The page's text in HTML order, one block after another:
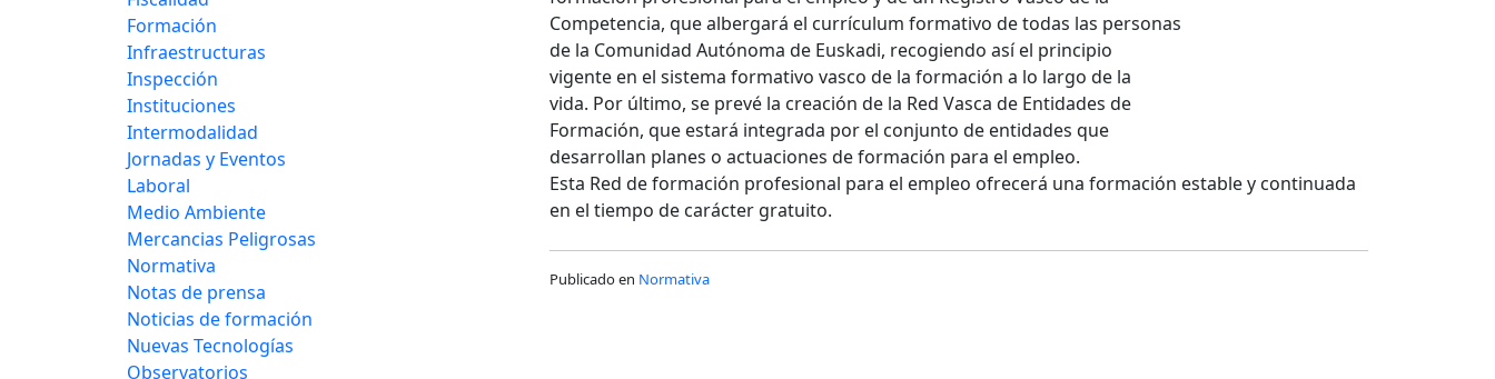
Competencia, que albergará el currículum formativo de todas las personas
de la Comunidad Autónoma de Euskadi, recogiendo así el principio
vigente en el sistema formativo vasco de la formación a lo largo de la
vida. Por último, se prevé la creación de la Red Vasca de Entidades de
Formación, que estará integrada por el conjunto de entidades que
desarrollan planes o actuaciones de formación para el empleo.
Esta Red de formación profesional para el empleo ofrecerá una formación estable y continuada
en el tiempo de carácter gratuito.
Publicado en Normativa
Formación
Infraestructuras
Inspección
Instituciones
Intermodalidad
Jornadas y Eventos
Laboral
Medio Ambiente
Mercancias Peligrosas
Normativa
Notas de prensa
Noticias de formación
Nuevas Tecnologías
Observatorios